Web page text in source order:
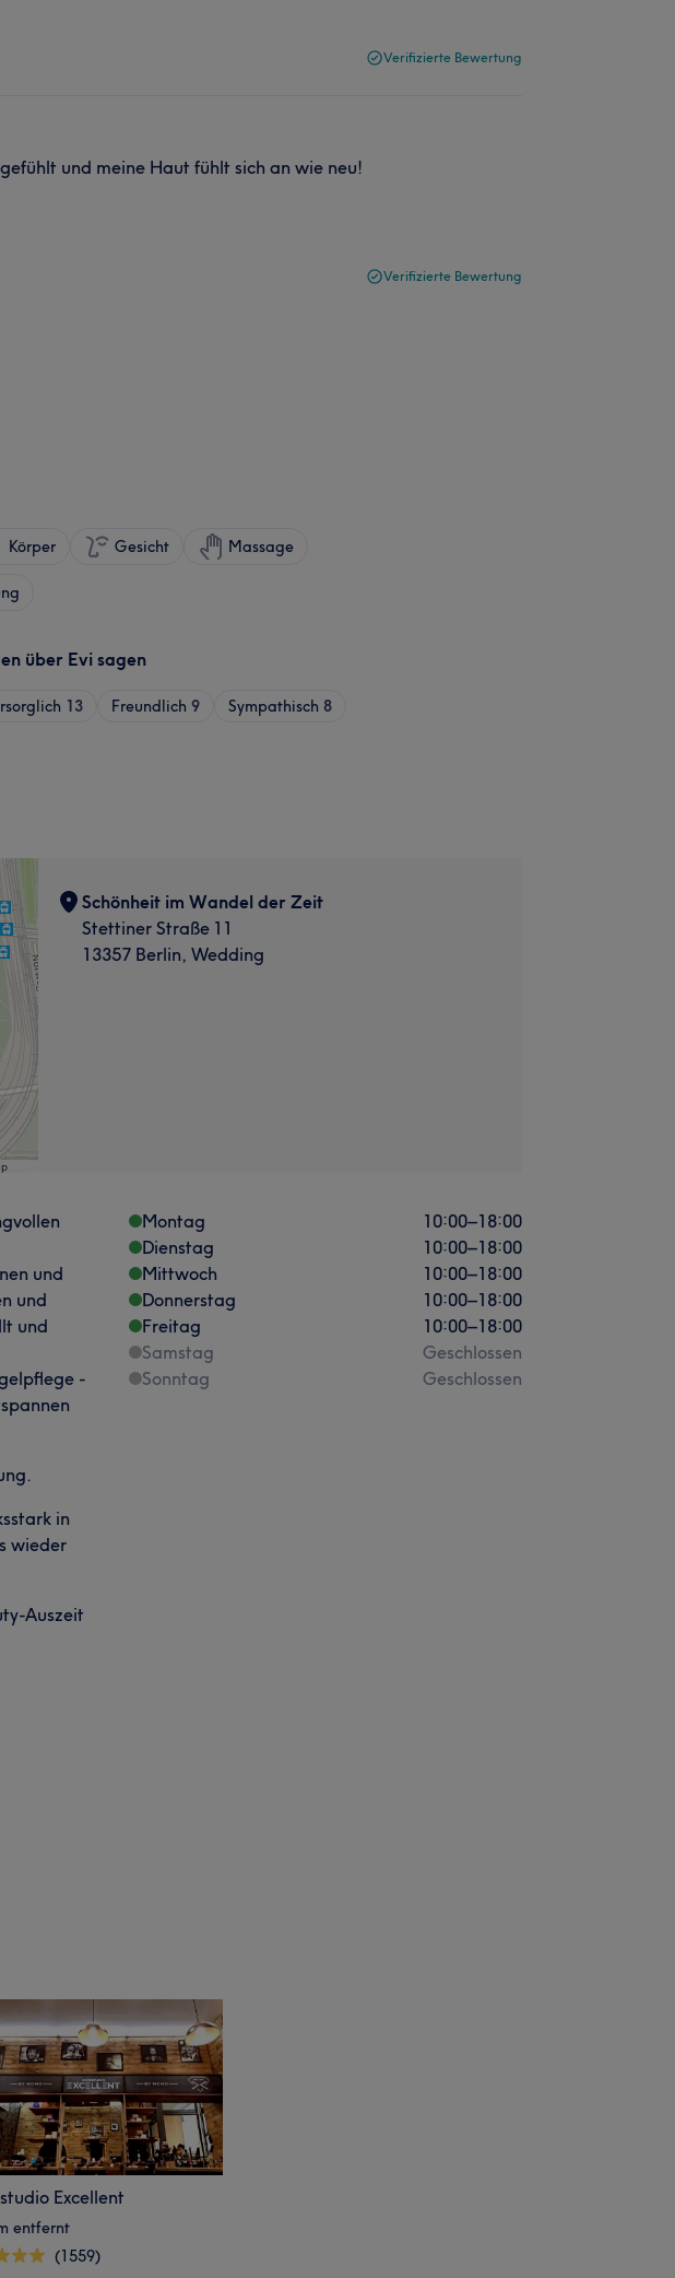
Verifizierte Bewertung
und meine Haut fühlt sich an wie neu!
Verifizierte Bewertung
Körper Gesicht Massage
über Evi sagen
13 Freundlich 9 Sympathisch 8
Schönheit im Wandel der Zeit
Stettiner Straße 11
13357 Berlin, Wedding
und
und
und
-
in
wieder
Auszeit
Montag 10:00–18:00
Dienstag
10:00–18:00
Mittwoch
10:00–18:00
Donnerstag
10:00–18:00
Freitag
10:00–18:00
Samstag
Geschlossen
Sonntag
Geschlossen
Excellent
entfernt
(1559)